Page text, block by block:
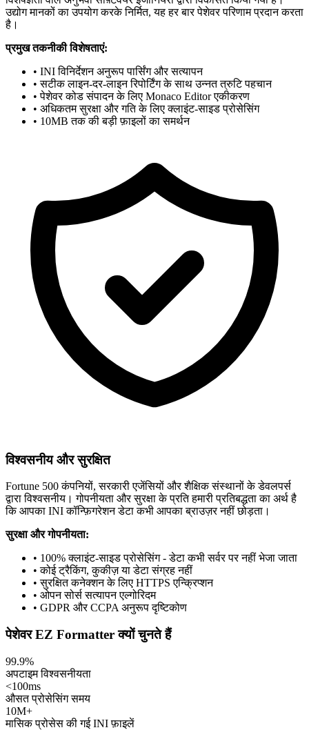
उद्योग मानकों का उपयोग करके निर्मित, यह हर बार पेशेवर परिणाम प्रदान करता
है।
प्रमुख तकनीकी विशेषताएं:
• INI विनिर्देशन अनुरूप पार्सिंग और सत्यापन
• सटीक लाइन-दर-लाइन रिपोर्टिंग के साथ उन्नत त्रुटि पहचान
• पेशेवर कोड संपादन के लिए Monaco Editor एकीकरण
• अधिकतम सुरक्षा और गति के लिए क्लाइंट-साइड प्रोसेसिंग
• 10MB तक की बड़ी फ़ाइलों का समर्थन
विश्वसनीय और सुरक्षित
Fortune 500 कंपनियों, सरकारी एजेंसियों और शैक्षिक संस्थानों के डेवलपर्स
द्वारा विश्वसनीय। गोपनीयता और सुरक्षा के प्रति हमारी प्रतिबद्धता का अर्थ है
कि आपका INI कॉन्फ़िगरेशन डेटा कभी आपका ब्राउज़र नहीं छोड़ता।
सुरक्षा और गोपनीयता:
• 100% क्लाइंट-साइड प्रोसेसिंग - डेटा कभी सर्वर पर नहीं भेजा जाता
• कोई ट्रैकिंग, कुकीज़ या डेटा संग्रह नहीं
• सुरक्षित कनेक्शन के लिए HTTPS एन्क्रिप्शन
• ओपन सोर्स सत्यापन एल्गोरिदम
• GDPR और CCPA अनुरूप दृष्टिकोण
पेशेवर EZ Formatter क्यों चुनते हैं
99.9%
अपटाइम विश्वसनीयता
<100ms
औसत प्रोसेसिंग समय
10M+
मासिक प्रोसेस की गई INI फ़ाइलें